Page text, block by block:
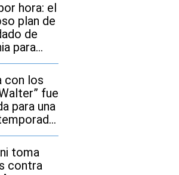
hora: el
plan de
de
para
salario
alto
con los
fue
para una
toma
contra